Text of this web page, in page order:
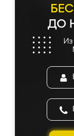
ДО